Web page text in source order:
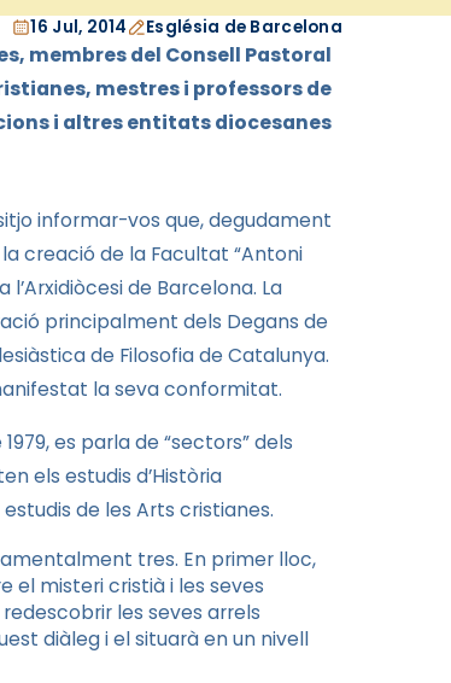
16 Jul, 2014 Església de Barcelona
membres del Consell Pastoral
mestres i professors de
i altres entitats diocesanes
informar-vos que, degudament
creació de la Facultat “Antoni
l’Arxidiòcesi de Barcelona. La
principalment dels Degans de
de Filosofia de Catalunya.
la seva conformitat.
es parla de “sectors” dels
els estudis d’Història
de les Arts cristianes.
tres. En primer lloc,
el misteri cristià i les seves
les seves arrels
diàleg i el situarà en un nivell